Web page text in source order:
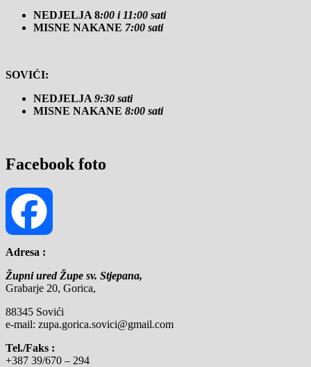
NEDJELJA 8:00 i 11:00 sati
MISNE NAKANE 7:00 sati
SOVIĆI:
NEDJELJA 9:30 sati
MISNE NAKANE 8:00 sati
Facebook foto
Facebook
Adresa :
Župni ured Župe sv. Stjepana,
Grabarje 20, Gorica,
88345 Sovići
e-mail: zupa.gorica.sovici@gmail.com
Tel./Faks :
+387 39/670 – 294